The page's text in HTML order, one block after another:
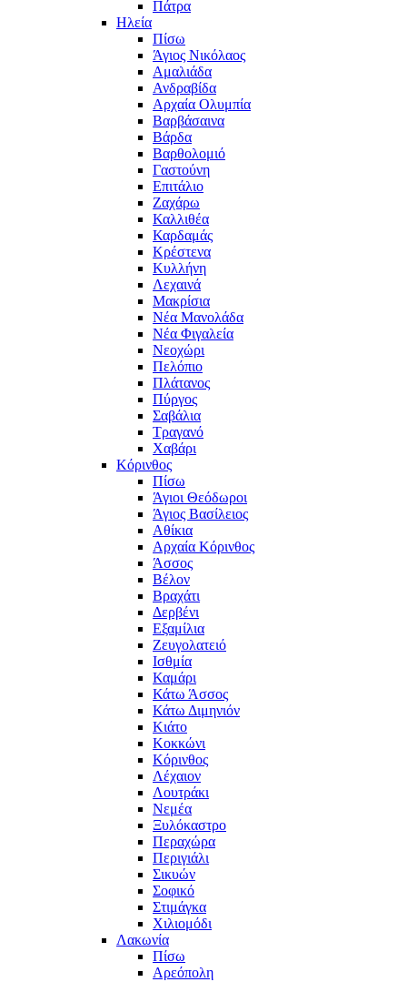
Πάτρα
Ηλεία
Πίσω
Άγιος Νικόλαος
Αμαλιάδα
Ανδραβίδα
Αρχαία Ολυμπία
Βαρβάσαινα
Βάρδα
Βαρθολομιό
Γαστούνη
Επιτάλιο
Ζαχάρω
Καλλιθέα
Καρδαμάς
Κρέστενα
Κυλλήνη
Λεχαινά
Μακρίσια
Νέα Μανολάδα
Νέα Φιγαλεία
Νεοχώρι
Πελόπιο
Πλάτανος
Πύργος
Σαβάλια
Τραγανό
Χαβάρι
Κόρινθος
Πίσω
Άγιοι Θεόδωροι
Άγιος Βασίλειος
Αθίκια
Αρχαία Κόρινθος
Άσσος
Βέλον
Βραχάτι
Δερβένι
Εξαμίλια
Ζευγολατειό
Ισθμία
Καμάρι
Κάτω Άσσος
Κάτω Διμηνιόν
Κιάτο
Κοκκώνι
Κόρινθος
Λέχαιον
Λουτράκι
Νεμέα
Ξυλόκαστρο
Περαχώρα
Περιγιάλι
Σικυών
Σοφικό
Στιμάγκα
Χιλιομόδι
Λακωνία
Πίσω
Αρεόπολη